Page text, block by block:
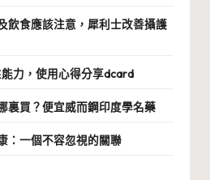
飲食應該注意，犀利士改善攝護
力，使用心得分享dcard
裏買？便宜威而鋼印度學名藥
：一個不容忽視的關聯